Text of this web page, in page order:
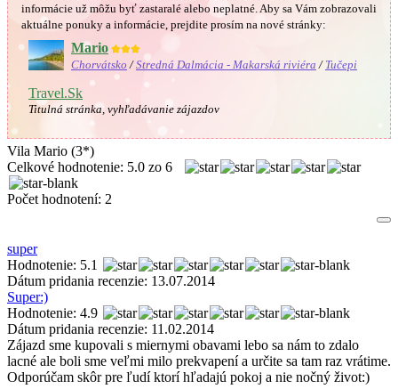
informácie už môžu byť zastaralé alebo neplatné. Aby sa Vám zobrazovali
aktuálne ponuky a informácie, prejdite prosím na nové stránky:
Mario★★★
Chorvátsko /Stredná Dalmácia - Makarská riviéra / Tučepi
Travel.Sk
Titulná stránka, vyhľadávanie zájazdov
Vila Mario (3*)
Celkové hodnotenie: 5.0 zo 6
Počet hodnotení: 2
super
Hodnotenie: 5.1
Dátum pridania recenzie: 13.07.2014
Super:)
Hodnotenie: 4.9
Dátum pridania recenzie: 11.02.2014
Zájazd sme kupovali s miernymi obavami lebo sa nám to zdalo
lacné ale boli sme veľmi milo prekvapení a určite sa tam raz vrátime.
Odporúčam skôr pre ľudí ktorí hľadajú pokoj a nie nočný život:)